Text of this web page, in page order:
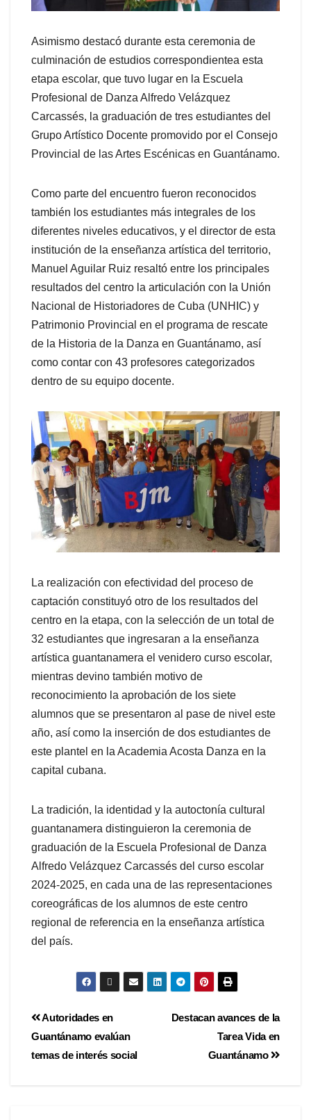
Asimismo destacó durante esta ceremonia de
culminación de estudios correspondientea esta
etapa escolar, que tuvo lugar en la Escuela
Profesional de Danza Alfredo Velázquez
Carcassés, la graduación de tres estudiantes del
Grupo Artístico Docente promovido por el Consejo
Provincial de las Artes Escénicas en Guantánamo.
Como parte del encuentro fueron reconocidos
también los estudiantes más integrales de los
diferentes niveles educativos, y el director de esta
institución de la enseñanza artística del territorio,
Manuel Aguilar Ruiz resaltó entre los principales
resultados del centro la articulación con la Unión
Nacional de Historiadores de Cuba (UNHIC) y
Patrimonio Provincial en el programa de rescate
de la Historia de la Danza en Guantánamo, así
como contar con 43 profesores categorizados
dentro de su equipo docente.
La realización con efectividad del proceso de
captación constituyó otro de los resultados del
centro en la etapa, con la selección de un total de
32 estudiantes que ingresaran a la enseñanza
artística guantanamera el venidero curso escolar,
mientras devino también motivo de
reconocimiento la aprobación de los siete
alumnos que se presentaron al pase de nivel este
año, así como la inserción de dos estudiantes de
este plantel en la Academia Acosta Danza en la
capital cubana.
La tradición, la identidad y la autoctonía cultural
guantanamera distinguieron la ceremonia de
graduación de la Escuela Profesional de Danza
Alfredo Velázquez Carcassés del curso escolar
2024-2025, en cada una de las representaciones
coreográficas de los alumnos de este centro
regional de referencia en la enseñanza artística
del país.
Destacan avances de la
Tarea Vida en
Guantánamo
Autoridades en
Guantánamo evalúan
temas de interés social